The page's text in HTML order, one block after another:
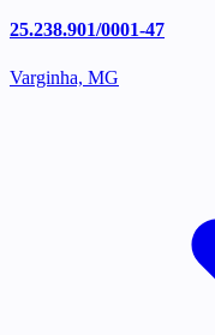
25.238.901/0001-47
Varginha, MG